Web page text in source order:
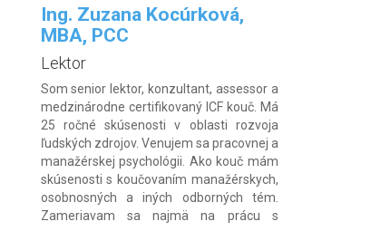
Ing. Zuzana Kocúrková,
MBA, PCC
Lektor
Som senior lektor, konzultant, assessor a
medzinárodne certifikovaný ICF kouč. Má
25 ročné skúsenosti v oblasti rozvoja
ľudských zdrojov. Venujem sa pracovnej a
manažérskej psychológii. Ako kouč mám
skúsenosti s koučovaním manažérskych,
osobnosných a in‎‎‎ých odborných tém.
Zameriavam sa najmä na prácu s